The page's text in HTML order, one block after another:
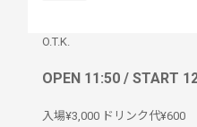
O.T.K.
OPEN 11:50 / START
入場¥3,000 ドリンク代¥600